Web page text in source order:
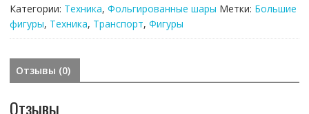
Категории: Техника, Фольгированные шары Метки: Большие
фигуры, Техника, Транспорт, Фигуры
Отзывы (0)
Отзывы